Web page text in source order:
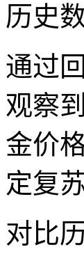
历史
通过
观察
金价
定复
对比